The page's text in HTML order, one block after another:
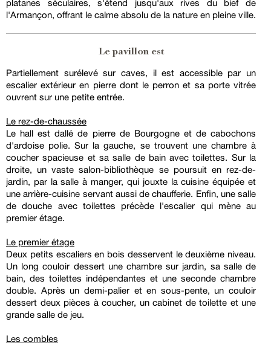
platanes séculaires, s'étend jusqu'aux rives du bief de
l'Armançon, offrant le calme absolu de la nature en pleine ville.
Le pavillon est
Partiellement surélevé sur caves, il est accessible par un
escalier extérieur en pierre dont le perron et sa porte vitrée
ouvrent sur une petite entrée.
Le rez-de-chaussée
Le hall est dallé de pierre de Bourgogne et de cabochons
d'ardoise polie. Sur la gauche, se trouvent une chambre à
coucher spacieuse et sa salle de bain avec toilettes. Sur la
droite, un vaste salon-bibliothèque se poursuit en rez-de-
jardin, par la salle à manger, qui jouxte la cuisine équipée et
une arrière-cuisine servant aussi de chaufferie. Enfin, une salle
de douche avec toilettes précède l'escalier qui mène au
premier étage.
Le premier étage
Deux petits escaliers en bois desservent le deuxième niveau.
Un long couloir dessert une chambre sur jardin, sa salle de
bain, des toilettes indépendantes et une seconde chambre
double. Après un demi-palier et en sous-pente, un couloir
dessert deux pièces à coucher, un cabinet de toilette et une
grande salle de jeu.
Les combles